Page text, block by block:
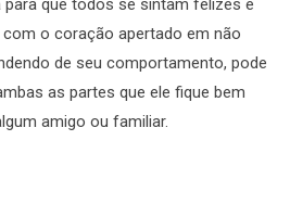
para que todos se sintam felizes e
o coração apertado em não
de seu comportamento, pode
as partes que ele fique bem
amigo ou familiar.